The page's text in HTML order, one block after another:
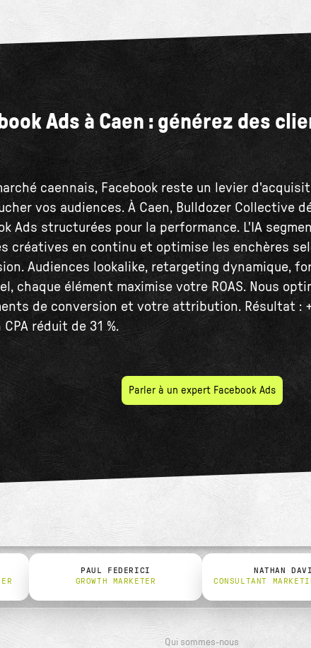
Ads à Caen : générez des
caennais, Facebook reste un levier
vos audiences. À Caen, Bulldozer Collective
Ads structurées pour la performance. L'IA
créatives en continu et optimise les enchères
Audiences lookalike, retargeting dynamique,
chaque élément maximise votre ROAS. Nous
de conversion et votre attribution. Résultat :
CPA réduit de 31 %.
Parler à un expert Facebook Ads
PAUL FEDERICI
GROWTH MARKETER
NATHAN
CONSULTANT
Qui sommes-nous